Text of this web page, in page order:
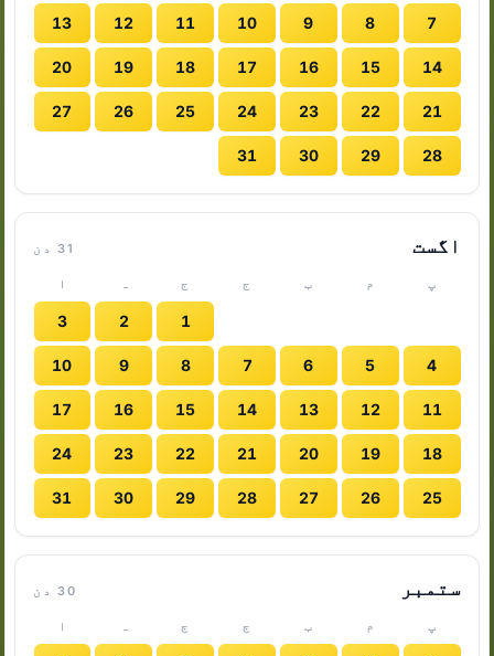
7
8
9
10
11
12
13
14
15
16
17
18
19
20
21
22
23
24
25
26
27
28
29
30
31
اگست 31 دن
پ م ب ج ج ہ ا
1
2
3
4
5
6
7
8
9
10
11
12
13
14
15
16
17
18
19
20
21
22
23
24
25
26
27
28
29
30
31
ستمبر 30 دن
پ م ب ج ج ہ ا